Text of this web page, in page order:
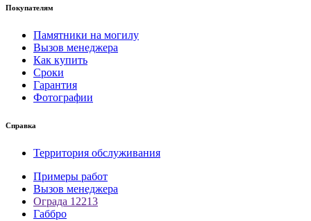
Покупателям
Памятники на могилу
Вызов менеджера
Как купить
Сроки
Гарантия
Фотографии
Справка
Территория обслуживания
Примеры работ
Вызов менеджера
Ограда 12213
Габбро